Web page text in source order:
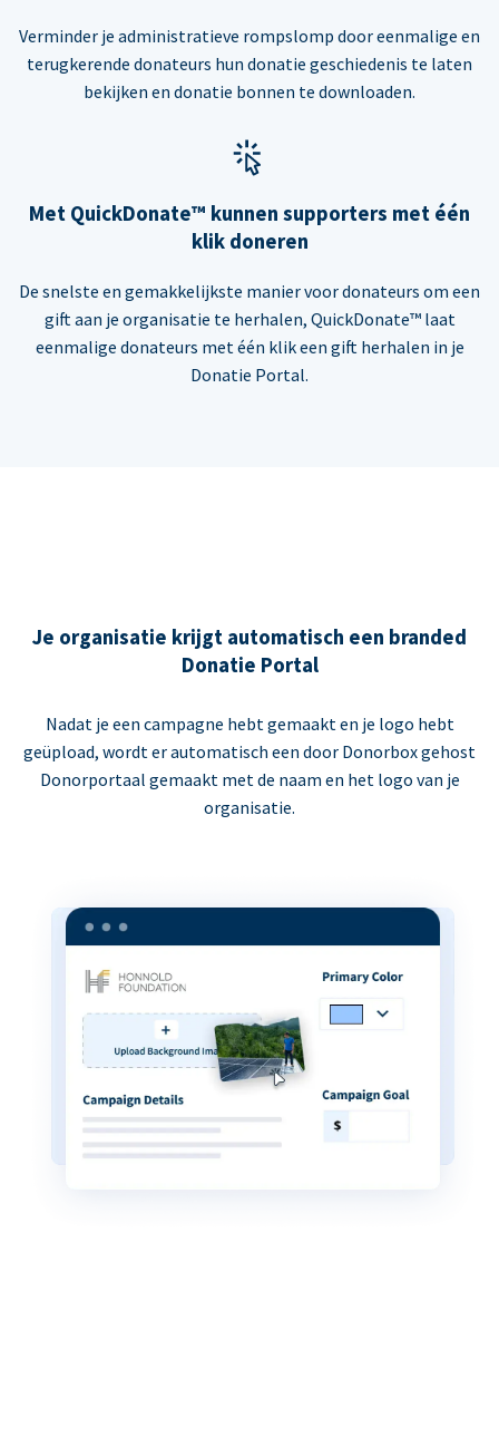
Verminder je administratieve rompslomp door eenmalige en
terugkerende donateurs hun donatie geschiedenis te laten
bekijken en donatie bonnen te downloaden.
Met QuickDonate™ kunnen supporters met één
klik doneren
De snelste en gemakkelijkste manier voor donateurs om een
gift aan je organisatie te herhalen, QuickDonate™ laat
eenmalige donateurs met één klik een gift herhalen in je
Donatie Portal.
Je organisatie krijgt automatisch een branded
Donatie Portal
Nadat je een campagne hebt gemaakt en je logo hebt
geüpload, wordt er automatisch een door Donorbox gehost
Donorportaal gemaakt met de naam en het logo van je
organisatie.